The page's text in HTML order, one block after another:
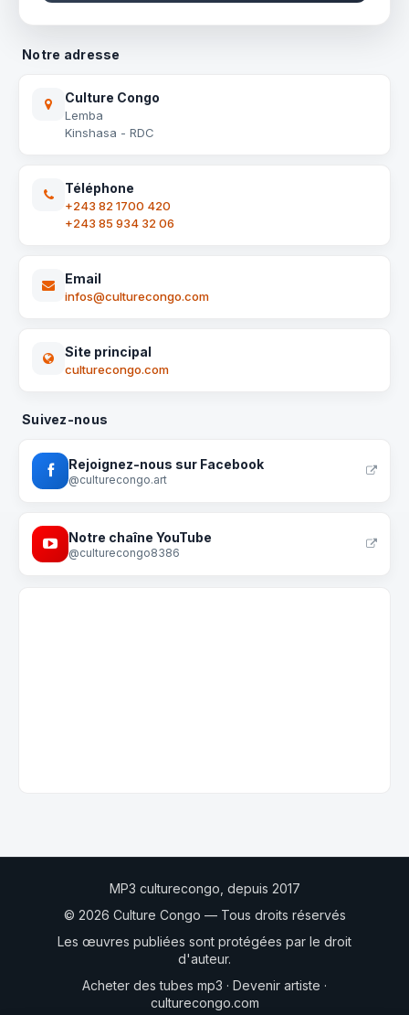
Notre adresse
Culture Congo
Lemba
Kinshasa - RDC
Téléphone
+243 82 1700 420
+243 85 934 32 06
Email
infos@culturecongo.com
Site principal
culturecongo.com
Suivez-nous
Rejoignez-nous sur Facebook
@culturecongo.art
Notre chaîne YouTube
@culturecongo8386
MP3 culturecongo, depuis 2017
© 2026 Culture Congo — Tous droits réservés
Les œuvres publiées sont protégées par le droit
d'auteur.
Acheter des tubes mp3 · Devenir artiste ·
culturecongo.com